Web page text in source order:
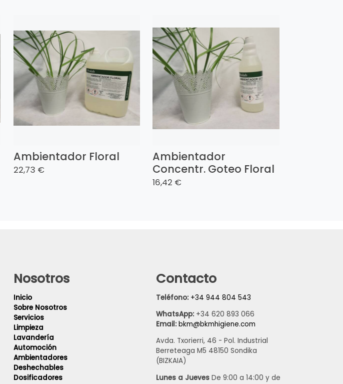
Ambientador Floral
22,73 €
Ambientador
Concentr. Goteo Floral
16,42 €
Nosotros
Inicio
Sobre Nosotros
Servicios
Limpieza
Lavandería
Automoción
Ambientadores
Deshechables
Dosificadores
Contacto
Teléfono: +34 944 804 543
WhatsApp: +34 620 893 066
Email: bkm@bkmhigiene.com
Avda. Txorierri, 46 - Pol. Industrial
Berreteaga M5 48150 Sondika
(BIZKAIA)
Lunes a JuevesDe 9:00 a 14:00 y de